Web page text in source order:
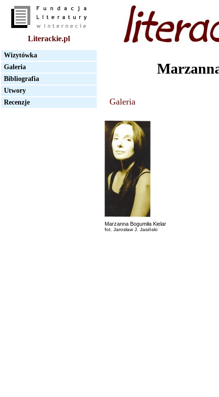
Literackie.pl
Wizytówka
Galeria
Bibliografia
Utwory
Recenzje
Galeria
Marzanna Bogumiła Kielar
fot. Jarosław J. Jasiński